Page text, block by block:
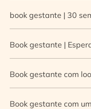
book gestante | 30
Book gestante |
Book gestante com
Book gestante com